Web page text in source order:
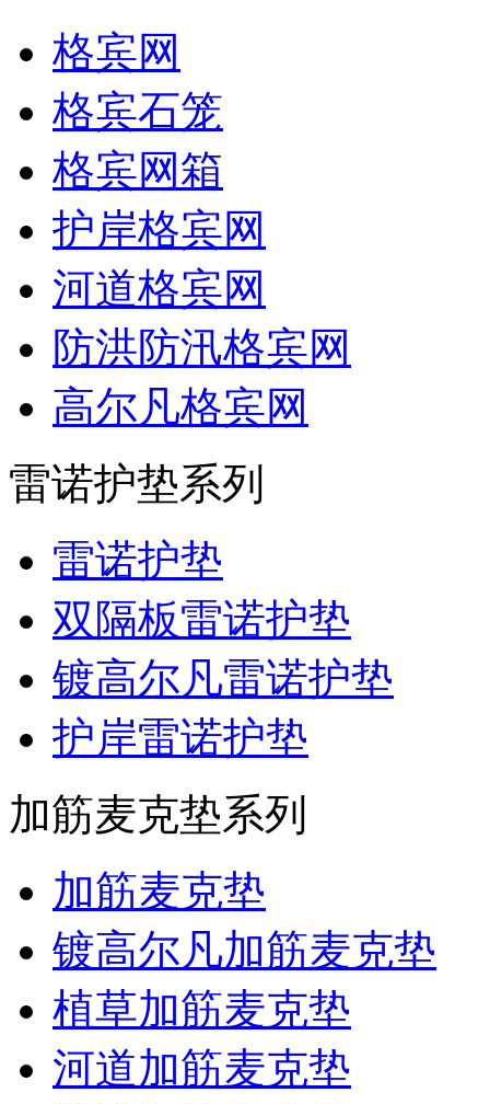
格宾网
格宾石笼
格宾网箱
护岸格宾网
河道格宾网
防洪防汛格宾网
高尔凡格宾网
雷诺护垫系列
雷诺护垫
双隔板雷诺护垫
镀高尔凡雷诺护垫
护岸雷诺护垫
加筋麦克垫系列
加筋麦克垫
镀高尔凡加筋麦克垫
植草加筋麦克垫
河道加筋麦克垫